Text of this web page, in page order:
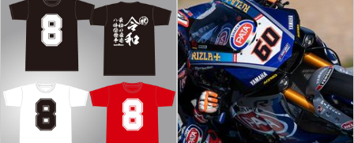
るのか、余すところなくライター
Usagiがご紹介しちゃいますよ〜♩
ハ・ファクトリー・レーシング・チ
ームのYZF-R1ですね！